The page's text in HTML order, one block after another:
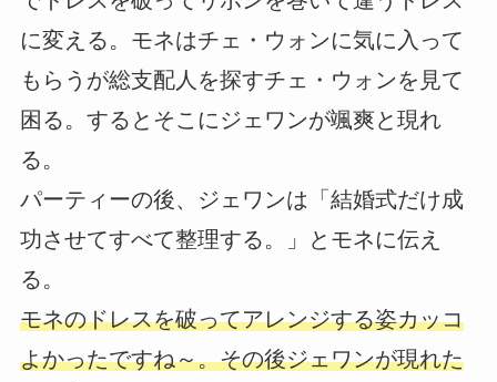
に変える。モネはチェ・ウォンに気に入って
もらうが総支配人を探すチェ・ウォンを見て
困る。するとそこにジェワンが颯爽と現れ
る。
パーティーの後、ジェワンは「結婚式だけ成
功させてすべて整理する。」とモネに伝え
る。
モネのドレスを破ってアレンジする姿カッコ
よかったですね～。その後ジェワンが現れた